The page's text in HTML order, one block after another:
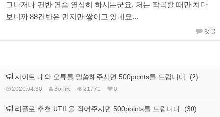
그나저나 건반 연습 열심히 하시는군요. 저는 작곡할 때만 치다
보니까 88건반은 먼지만 쌓이고 있네요...
댓글
사이트 내의 오류를 말씀해주시면 500points를 드립니다. (2)
2020.04.30 BoniK 21771 0
리플로 추천 UTIL을 적어주시면 500points를 드립니다. (30)